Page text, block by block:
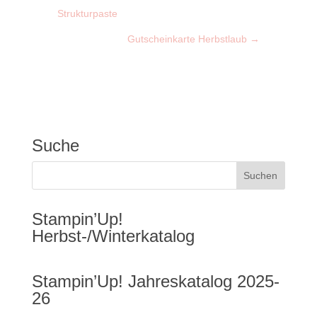
Strukturpaste
Gutscheinkarte Herbstlaub →
Suche
Stampin’Up!
Herbst-/Winterkatalog
Stampin’Up! Jahreskatalog 2025-
26